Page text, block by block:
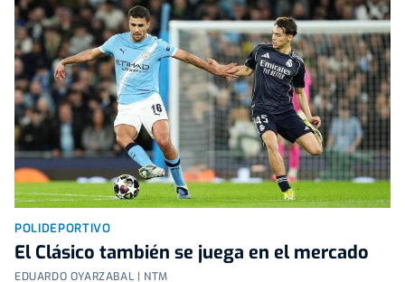
POLIDEPORTIVO
El Clásico también se juega en el mercado
EDUARDO OYARZABAL | NTM